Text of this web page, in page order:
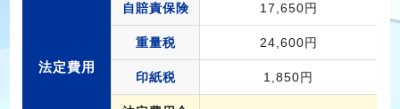
法定費用
自賠責保険 17,650円
重量税 24,600円
印紙税 1,850円